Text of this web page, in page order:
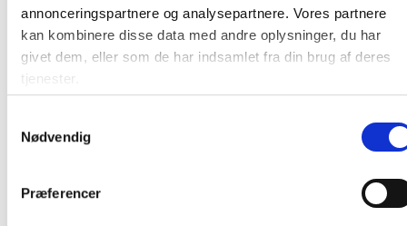
annonceringspartnere og analysepartnere. Vores partnere
kan kombinere disse data med andre oplysninger, du har
givet dem, eller som de har indsamlet fra din brug af deres
tjenester.
Nødvendig
Præferencer
nøjagtig placering
Lakeret og magnetisk overflade.
Rammeløs med flot træstruktur
Størrelse (BxH): 115 x 75 cm
På lager:
Producent: